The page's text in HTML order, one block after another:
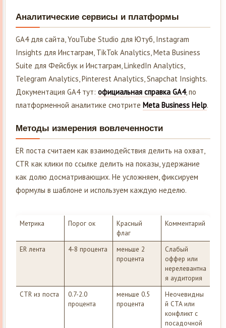
Аналитические сервисы и платформы
GA4 для сайта, YouTube Studio для Ютуб, Instagram
Insights для Инстаграм, TikTok Analytics, Meta Business
Suite для Фейсбук и Инстаграм, LinkedIn Analytics,
Telegram Analytics, Pinterest Analytics, Snapchat Insights.
Документация GA4 тут: официальная справка GA4, по
платформенной аналитике смотрите Meta Business Help.
Методы измерения вовлеченности
ER поста считаем как взаимодействия делить на охват,
CTR как клики по ссылке делить на показы, удержание
как долю досматривающих. Не усложняем, фиксируем
формулы в шаблоне и используем каждую неделю.
Метрика Порог ок
Красный
флаг
Комментарий
ER лента 4-8 процента
меньше 2
процента
Слабый
оффер или
нерелевантна
я аудитория
CTR из поста
0.7-2.0
процента
меньше 0.5
процента
Неочевидны
й CTA или
конфликт с
посадочной